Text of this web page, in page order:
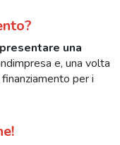
presentare una
e, una volta
per i